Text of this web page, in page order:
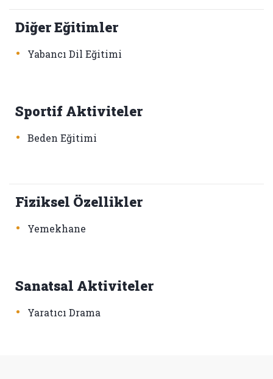
Diğer Eğitimler
• Yabancı Dil Eğitimi
Sportif Aktiviteler
• Beden Eğitimi
Fiziksel Özellikler
• Yemekhane
Sanatsal Aktiviteler
• Yaratıcı Drama